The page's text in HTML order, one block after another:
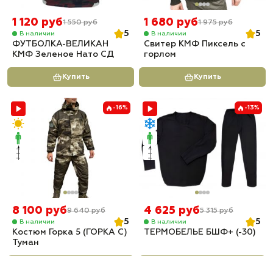
1 120 руб1 550 руб
В наличии
5
ФУТБОЛКА-ВЕЛИКАН
КМФ Зеленое Нато СД
Купить
1 680 руб1 975 руб
В наличии
5
Свитер КМФ Пиксель с
горлом
Купить
-16%
8 100 руб9 640 руб
В наличии
5
Костюм Горка 5 (ГОРКА С)
Туман
-13%
4 625 руб5 315 руб
В наличии
5
ТЕРМОБЕЛЬЕ БШФ+ (-30)